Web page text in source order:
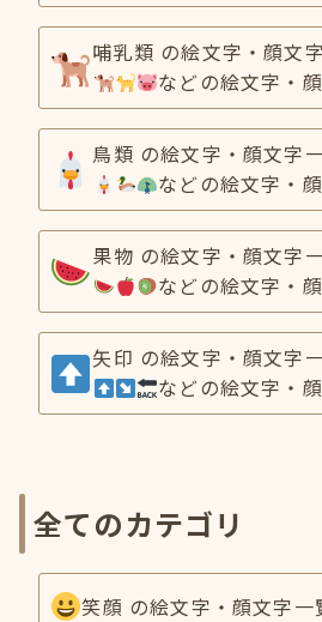
哺乳類 の絵文字・顔文
などの絵文字・
鳥類 の絵文字・顔文字
などの絵文字・
果物 の絵文字・顔文字
などの絵文字・
矢印 の絵文字・顔文字
などの絵文字・
全てのカテゴリ
笑顔 の絵文字・顔文字一